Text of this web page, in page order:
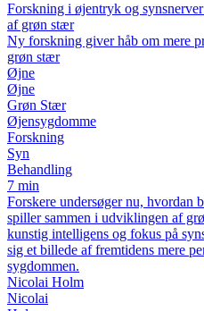
Forskning i øjentryk og
af grøn stær
Ny forskning giver håb om mere
grøn stær
Øjne
Øjne
Grøn Stær
Øjensygdomme
Forskning
Syn
Behandling
7 min
Forskere undersøger nu, hvordan
spiller sammen i udviklingen af
kunstig intelligens og fokus på
sig et billede af fremtidens mere
sygdommen.
Nicolai Holm
Nicolai